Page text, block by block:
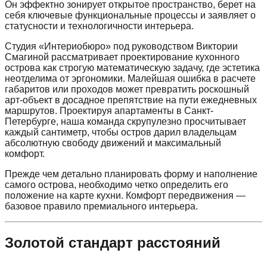
Он эффектно зонирует открытое пространство, берет на
себя ключевые функциональные процессы и заявляет о
статусности и технологичности интерьера.
Студия «Интериобюро» под руководством Виктории
Смагиной рассматривает проектирование кухонного
острова как строгую математическую задачу, где эстетика
неотделима от эргономики. Малейшая ошибка в расчете
габаритов или проходов может превратить роскошный
арт-объект в досадное препятствие на пути ежедневных
маршрутов. Проектируя апартаменты в Санкт-
Петербурге, наша команда скрупулезно просчитывает
каждый сантиметр, чтобы остров дарил владельцам
абсолютную свободу движений и максимальный
комфорт.
Прежде чем детально планировать форму и наполнение
самого острова, необходимо четко определить его
положение на карте кухни. Комфорт передвижения —
базовое правило премиального интерьера.
Золотой стандарт расстояний